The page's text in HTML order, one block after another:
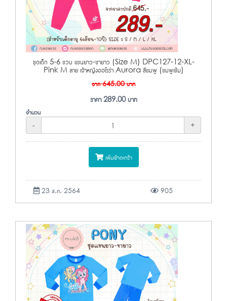
ชุดเด็ก 5-6 ขวบ แขนยาว-ขายาว (Size M) DPC127-12-XL-
Pink M ลาย เจ้าหญิงออโรร่า Aurora สีชมพู (ชมพูเข้ม)
จาก645.00บาท
ราคา289.00บาท
จำนวน
-
+
เพิ่มเข้าตะกร้า
23 ส.ค. 2564 905